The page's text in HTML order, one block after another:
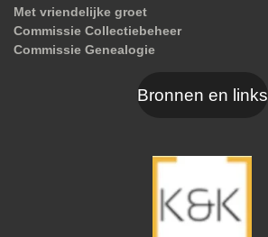
Met vriendelijke groet
Commissie Collectiebeheer
Commissie Genealogie
Bronnen en links